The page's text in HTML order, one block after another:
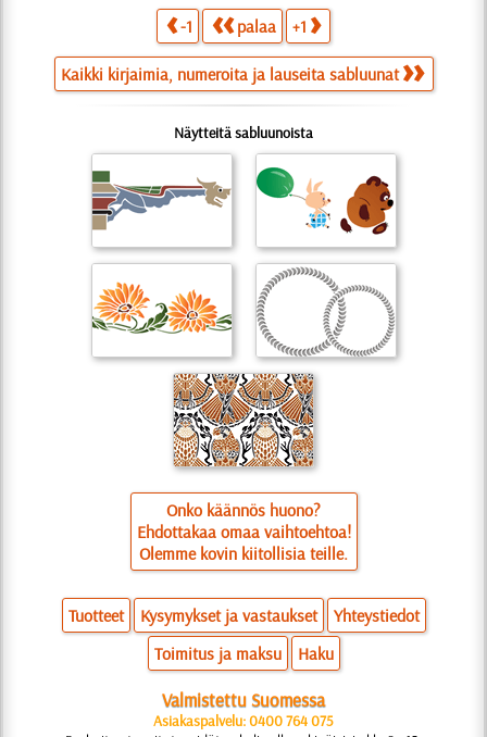
-1 palaa +1
Kaikki kirjaimia, numeroita ja lauseita sabluunat
Näytteitä sabluunoista
Onko käännös huono?
Ehdottakaa omaa vaihtoehtoa!
Olemme kovin kiitollisia teille.
Tuotteet Kysymykset ja vastaukset
Yhteystiedot
Toimitus ja maksu
Haku
Valmistettu Suomessa
Asiakaspalvelu: 0400 764 075